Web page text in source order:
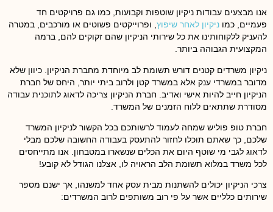
אנו מבצעים עבודות ניקיון שוטפות וקבועות, כמו גם פרויקטים חד
פעמיים, כמו ניקיון לאחר שיפוץ, ופרוייקטים פשוטים או מורכבים, במטרה
להעניק ללקוחותינו את כל שירותי הניקיון שהם זקוקים להם, ברמה
המקצועית הגבוהה ביותר.
ניקיון משרדים קטנים דורש תשומת לב מיוחדת מחברת הניקיון. כיוון שלא
מדובר במשרדי ענק אלא במשרד קטן ולרוב ביתי יותר, היחס של חברת
הניקיון חייב להיות אישי ואדיב. חברת הניקיון צריכה לדאוג לתוכנית עבודה
מסודרת שתתאים ללוח הזמנים של המשרד.
חברת טופ פוליש שמחה לעמוד לרשותכם בכל הקשור לניקיון המשרד
שלכם, כך שאתם תוכלו לחזור להתעסק בעבודה החשובה שלכם מבלי
לדאוג לגבי מי שוטף היום את הכלים שנשארו במטבחון. אנו מתייחסים
לכל משרד במלוא תשומת הלב הראויה לו, אצלנו הגודל לא קובע!
צרכי הניקיון יכולים להשתנות מבית עסק אחד למשנהו, אך ישנם מספר
שירותים כלליים אשר על פי רוב משותפים לרוב המשרדים: